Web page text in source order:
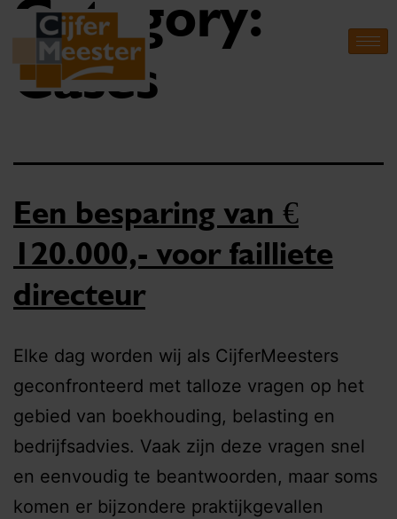
Category:
Cases
Een besparing van €
120.000,- voor failliete
directeur
Elke dag worden wij als CijferMeesters
geconfronteerd met talloze vragen op het
gebied van boekhouding, belasting en
bedrijfsadvies. Vaak zijn deze vragen snel
en eenvoudig te beantwoorden, maar soms
komen er bijzondere praktijkgevallen